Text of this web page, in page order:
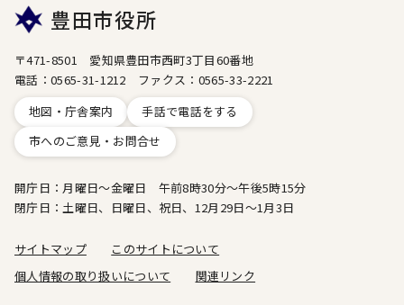
豊田市役所
〒471-8501 愛知県豊田市西町3丁目60番地
電話：0565-31-1212 ファクス：0565-33-2221
地図・庁舎案内
手話で電話をする
市へのご意見・お問合せ
開庁日：月曜日～金曜日 午前8時30分～午後5時15分
閉庁日：土曜日、日曜日、祝日、12月29日～1月3日
サイトマップ
このサイトについて
個人情報の取り扱いについて
関連リンク